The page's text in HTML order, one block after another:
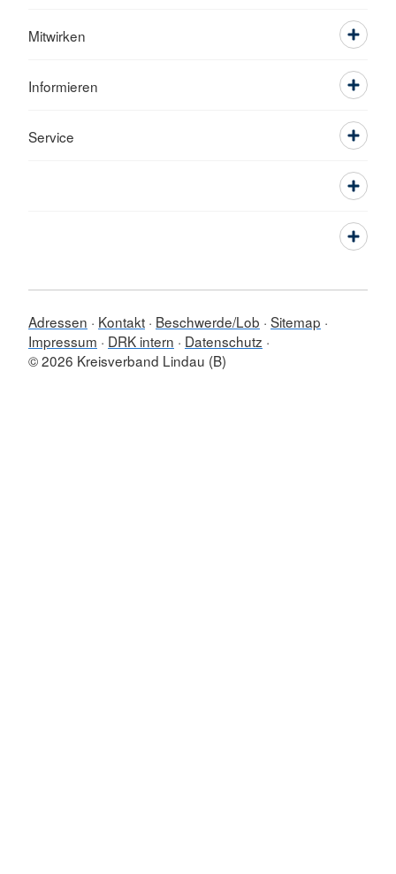
Mitwirken
Informieren
Service
Adressen Kontakt Beschwerde/Lob Sitemap
Impressum
DRK intern
Datenschutz
© 2026 Kreisverband Lindau (B)